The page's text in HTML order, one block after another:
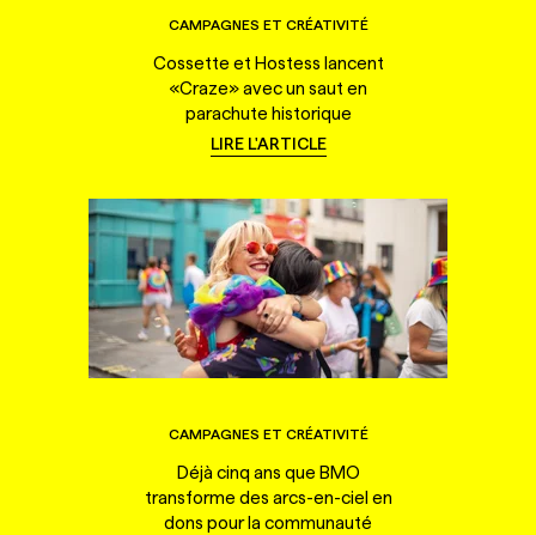
CAMPAGNES ET CRÉATIVITÉ
Cossette et Hostess lancent
«Craze» avec un saut en
parachute historique
LIRE L'ARTICLE
CAMPAGNES ET CRÉATIVITÉ
Déjà cinq ans que BMO
transforme des arcs-en-ciel en
dons pour la communauté